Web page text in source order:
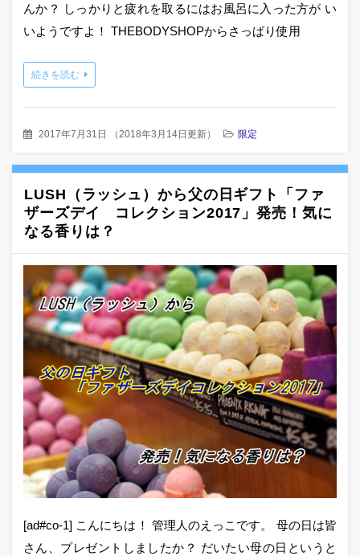
んか？ しっかりと疲れを取るにはお風呂に入った方が い
いようですよ！ THEBODYSHOPからさっぱり使用
続きを読む
2017年7月31日 （ 2018年3月14日更新） 限定
LUSH（ラッシュ）から父の日ギフト「ファ
ザーズデイ コレクション2017」発売！気に
なる香りは？
[ad#co-1] こんにちは！ 管理人のえっこです。 母の日は皆
さん、プレゼントしましたか？ だいたい母の日というと